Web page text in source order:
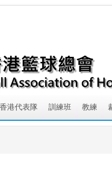
香港代表隊 訓練班 教練